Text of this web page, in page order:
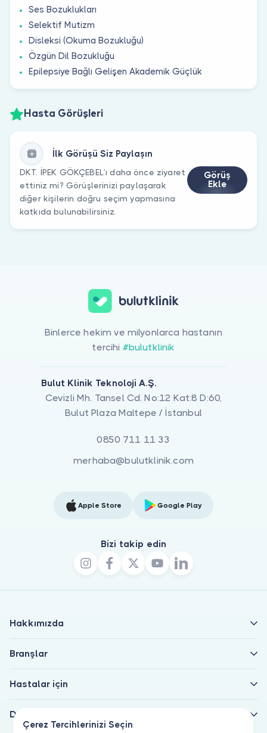
Ses Bozuklukları
Selektif Mutizm
Disleksi (Okuma Bozukluğu)
Özgün Dil Bozukluğu
Epilepsiye Bağlı Gelişen Akademik Güçlük
Hasta Görüşleri
İlk Görüşü Siz Paylaşın
DKT. İPEK GÖKÇEBEL’ı daha önce ziyaret
ettiniz mi? Görüşlerinizi paylaşarak
diğer kişilerin doğru seçim yapmasına
katkıda bulunabilirsiniz.
Görüş
Ekle
Çerez Tercihlerinizi Seçin
Binlerce hekim ve milyonlarca hastanın
tercihi #bulutklinik
Bulut Klinik Teknoloji A.Ş.
Cevizli Mh. Tansel Cd. No:12 Kat:8 D:60,
Bulut Plaza Maltepe / İstanbul
0850 711 11 33
merhaba@bulutklinik.com
Apple Store Google Play
Bizi takip edin
Hakkımızda
Branşlar
Hastalar için
Doktorlar için